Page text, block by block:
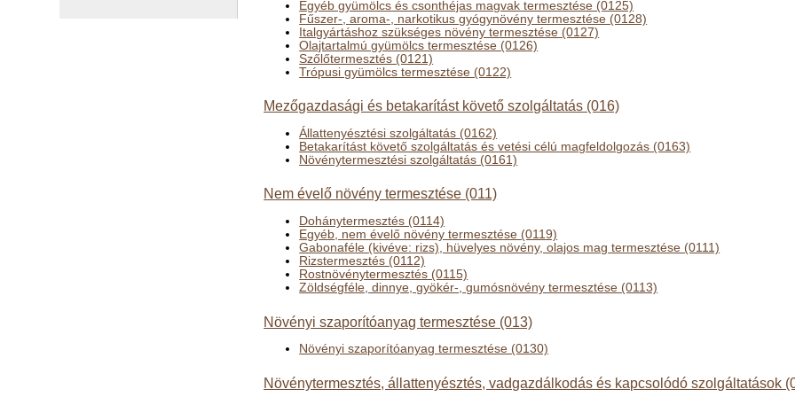
Egyéb gyümölcs és csonthéjas magvak termesztése (0125)
Fűszer-, aroma-, narkotikus gyógynövény termesztése (0128)
Italgyártáshoz szükséges növény termesztése (0127)
Olajtartalmú gyümölcs termesztése (0126)
Szőlőtermesztés (0121)
Trópusi gyümölcs termesztése (0122)
Mezőgazdasági és betakarítást követő szolgáltatás (016)
Állattenyésztési szolgáltatás (0162)
Betakarítást követő szolgáltatás és vetési célú magfeldolgozás (0163)
Növénytermesztési szolgáltatás (0161)
Nem évelő növény termesztése (011)
Dohánytermesztés (0114)
Egyéb, nem évelő növény termesztése (0119)
Gabonaféle (kivéve: rizs), hüvelyes növény, olajos mag termesztése (0111)
Rizstermesztés (0112)
Rostnövénytermesztés (0115)
Zöldségféle, dinnye, gyökér-, gumósnövény termesztése (0113)
Növényi szaporítóanyag termesztése (013)
Növényi szaporítóanyag termesztése (0130)
Növénytermesztés, állattenyésztés, vadgazdálkodás és kapcsolódó szolgáltatások